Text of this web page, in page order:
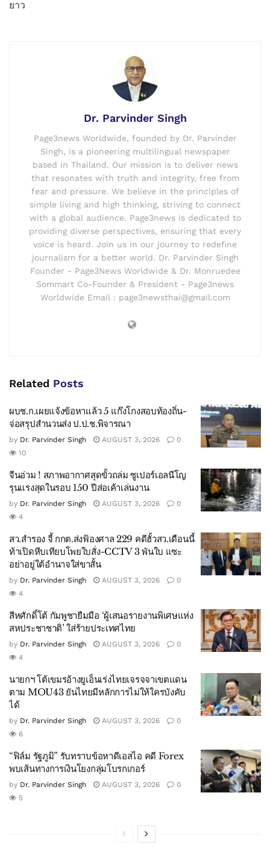
ยาว
Dr. Parvinder Singh
Page3news Worldwide, founded by Dr. Parvinder
Singh, is a pioneering multilingual newspaper
based in Thailand. Our mission is to deliver news
that resonates with truth and integrity, free from
fear and pressure. We believe in the principles of
simple living and high thinking, striving to connect
with a global audience. Page3news is dedicated to
providing diverse perspectives, ensuring that every
voice is heard. Join us in our journey to redefine
journalism for a better world. Dr. Parvinder Singh
Founder - Page3News Worldwide & Dr. Monruedee
Sommart Co-Founder & President - Page3news
Worldwide Email : page3newsthai@gmail.com
Related Posts
ผบช.ก.เผยแจ้งข้อหาแล้ว 5 แก๊งโกงสอบท้องถิ่น-
จ่อสรุปสำนวนส่ง ป.ป.ช.พิจารณา
by Dr. Parvinder Singh AUGUST 3, 2026
0
10
จีนอ่วม ! สภาพอากาศสุดขั้วถล่ม ซูเปอร์เอลนีโญ
รุนแรงสุดในรอบ 150 ปีส่อเค้าเล่นงาน
by Dr. Parvinder Singh AUGUST 3, 2026
0
4
สว.สำรอง จี้ กกต.ส่งฟ้องศาล 229 คดีฮั้วสว.เดือนนี้
ท้าเปิดหีบเทียบโพยใบสั่ง-CCTV 3 พันใบ แซะ
อย่าอยู่ใต้อำนาจใส่ขาสั้น
by Dr. Parvinder Singh AUGUST 3, 2026
0
4
สีหศักดิ์โต้ กัมพูชายืมมือ ‘ผู้เสนอรายงานพิเศษแห่ง
สหประชาชาติ’ ใส่ร้ายประเทศไทย
by Dr. Parvinder Singh AUGUST 3, 2026
0
4
นายกฯ โต้เขมรอ้างยูเอ็นเร่งไทยเจรจจาเขตแดน
ตาม MOU43 ยันไทยมีหลักการไม่ให้ใครบังคับ
ได้
by Dr. Parvinder Singh AUGUST 3, 2026
0
6
“ฟิล์ม รัฐภูมิ” รับทราบข้อหาดีเอสไอ คดี Forex
พบเส้นทางการเงินโยงกลุ่มโบรกเกอร์
by Dr. Parvinder Singh AUGUST 3, 2026
0
5